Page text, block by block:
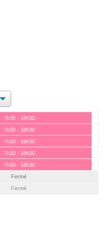
7h30 - 18h30
7h30 - 18h30
7h30 - 18h30
7h30 - 18h30
7h30 - 18h30
Fermé
Fermé